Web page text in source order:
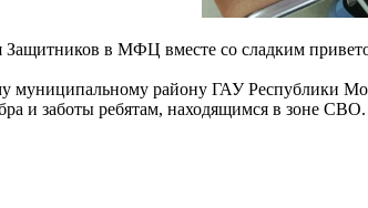
Защитников в МФЦ вместе со сладким
муниципальному району ГАУ Республики
и заботы ребятам, находящимся в зоне СВО.